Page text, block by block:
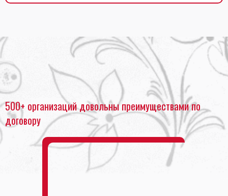
Главная
Печать стикеров
500+ организаций довольны преимуществами по
договору